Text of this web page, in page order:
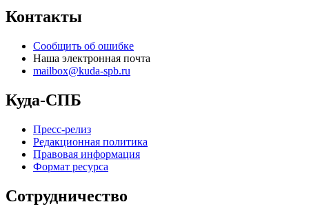
Контакты
Сообщить об ошибке
Наша электронная почта
mailbox@kuda-spb.ru
Куда-СПБ
Пресс-релиз
Редакционная политика
Правовая информация
Формат ресурса
Сотрудничество